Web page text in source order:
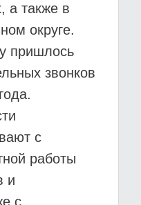
а также в
округе.
пришлось
звонков
с
работы
и
с